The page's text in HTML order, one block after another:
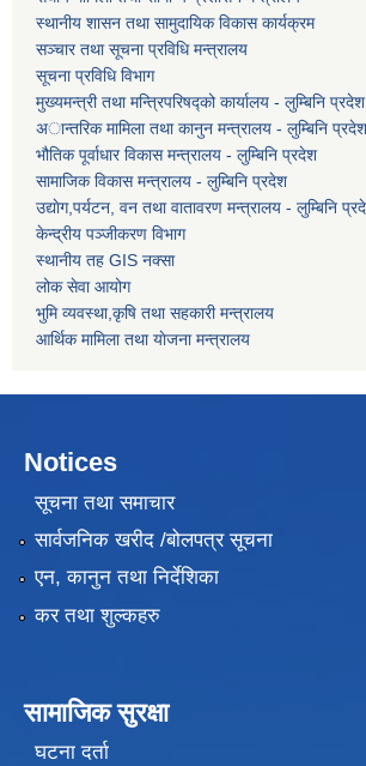
स्थानीय शासन तथा सामुदायिक विकास कार्यक्रम
सञ्चार तथा सूचना प्रविधि मन्त्रालय
सूचना प्रविधि विभाग
मुख्यमन्त्री तथा मन्त्रिपरिषद्को कार्यालय - लुम्बिनि प्रदेश
अान्तरिक मामिला तथा कानुन मन्त्रालय - लुम्बिनि प्रदेश
भौतिक पूर्वाधार विकास मन्त्रालय - लुम्बिनि प्रदेश
सामाजिक विकास मन्त्रालय - लुम्बिनि प्रदेश
उद्याेग,पर्यटन, वन तथा वातावरण मन्त्रालय - लुम्बिनि
केन्द्रीय पञ्जीकरण विभाग
स्थानीय तह GIS नक्सा
लोक सेवा आयोग
भुमि व्यवस्था,कृषि तथा सहकारी मन्त्रालय
आर्थिक मामिला तथा याेजना मन्त्रालय
Notices
सूचना तथा समाचार
सार्वजनिक खरीद /बोलपत्र सूचना
एन, कानुन तथा निर्देशिका
कर तथा शुल्कहरु
सामाजिक सुरक्षा
घटना दर्ता